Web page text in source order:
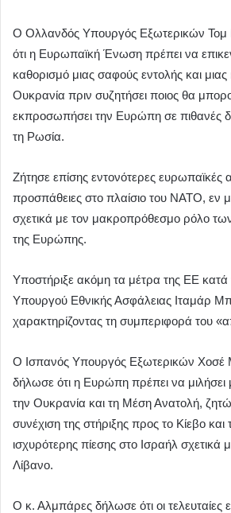
Ο Ολλανδός Υπουργός Εξωτερικών
ότι η Ευρωπαϊκή Ένωση πρέπει να
καθορισμό μιας σαφούς εντολής και μιας
Ουκρανία πριν συζητήσει ποιος θα
εκπροσωπήσει την Ευρώπη σε πιθανές
τη Ρωσία.
Ζήτησε επίσης εντονότερες ευρωπαϊκές
προσπάθειες στο πλαίσιο του ΝΑΤΟ, εν
σχετικά με τον μακροπρόθεσμο ρόλο
της Ευρώπης.
Υποστήριξε ακόμη τα μέτρα της ΕΕ κατά
Υπουργού Εθνικής Ασφάλειας Ιταμάρ
χαρακτηρίζοντας τη συμπεριφορά του
Ο Ισπανός Υπουργός Εξωτερικών
δήλωσε ότι η Ευρώπη πρέπει να μιλήσει
την Ουκρανία και τη Μέση Ανατολή,
συνέχιση της στήριξης προς το Κίεβο
ισχυρότερης πίεσης στο Ισραήλ σχετικά
Λίβανο.
Ο κ. Αλμπάρες δήλωσε ότι οι τελευταίες